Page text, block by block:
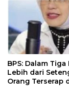
BPS: Dalam Tiga
Lebih dari
Orang Terserap